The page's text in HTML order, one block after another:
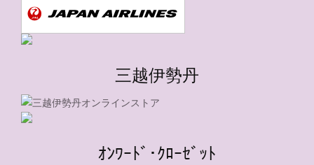
三越伊勢丹
ｵﾝﾜｰﾄﾞ･ｸﾛｰｾﾞｯﾄ